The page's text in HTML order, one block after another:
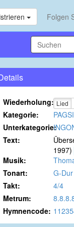
Folgen
Wiederholung: Lied
Kategorie:
Unterkategorie:
Text:
1997)
Musik:
Tonart:
G-Dur
Takt:
4/4
Metrum:
Hymnencode: